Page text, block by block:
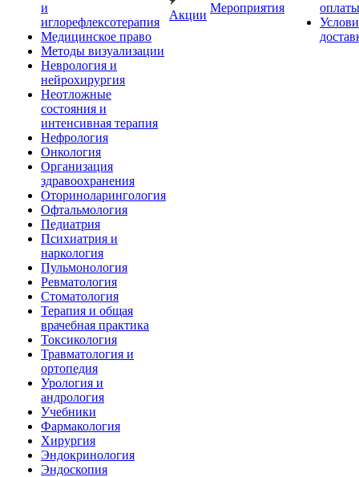
и
иглорефлексотерапия
Медицинское право
Методы визуализации
Неврология и
нейрохирургия
Неотложные
состояния и
интенсивная терапия
Нефрология
Онкология
Организация
здравоохранения
Оториноларингология
Офтальмология
Педиатрия
Психиатрия и
наркология
Пульмонология
Ревматология
Стоматология
Терапия и общая
врачебная практика
Токсикология
Травматология и
ортопедия
Урология и
андрология
Учебники
Фармакология
Хирургия
Эндокринология
Эндоскопия
Акции
Мероприятия
оплаты